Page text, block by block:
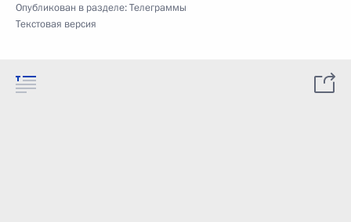
Опубликован в разделе:Телеграммы
Текстовая версия